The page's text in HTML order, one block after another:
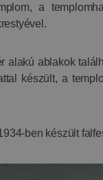
a
alakú ablakok
készült, a
ben készült